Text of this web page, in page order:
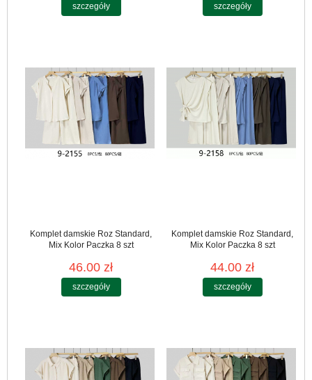
szczegóły szczegóły
Komplet damskie Roz Standard,
Mix Kolor Paczka 8 szt
46.00 zł
szczegóły
Komplet damskie Roz Standard,
Mix Kolor Paczka 8 szt
44.00 zł
szczegóły